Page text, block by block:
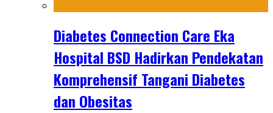
Diabetes Connection Care Eka
Hospital BSD Hadirkan Pendekatan
Komprehensif Tangani Diabetes
dan Obesitas